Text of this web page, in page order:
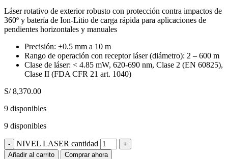
Láser rotativo de exterior robusto con protección contra impactos de
360º y batería de Ion-Litio de carga rápida para aplicaciones de
pendientes horizontales y manuales
Precisión: ±0.5 mm a 10 m
Rango de operación con receptor láser (diámetro): 2 – 600 m
Clase de láser: < 4.85 mW, 620-690 nm, Clase 2 (EN 60825),
Clase II (FDA CFR 21 art. 1040)
S/8,370.00
9 disponibles
9 disponibles
NIVEL LASER cantidad
Añadir al carrito Comprar ahora